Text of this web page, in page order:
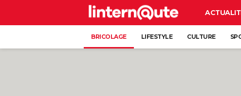
BRICOLAGE LIFESTYLE CULTURE